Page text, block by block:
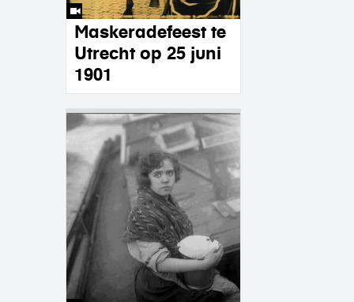
Maskeradefeest te
Utrecht op 25 juni
1901